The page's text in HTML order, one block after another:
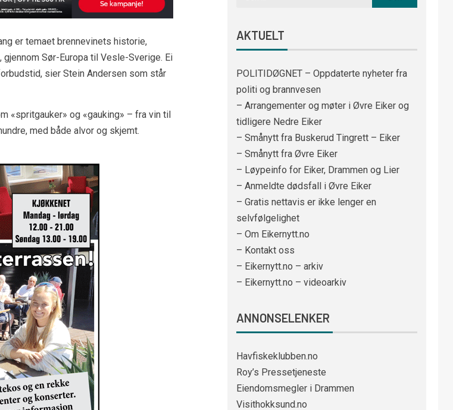
er temaet brennevinets historie,
Sør-Europa til Vesle-Sverige. Ei
sier Stein Andersen som står
«spritgauker» og «gauking» – fra vin til
med både alvor og skjemt.
AKTUELT
POLITIDØGNET – Oppdaterte nyheter fra
politi og brannvesen
– Arrangementer og møter i Øvre Eiker og
tidligere Nedre Eiker
– Smånytt fra Buskerud Tingrett – Eiker
– Smånytt fra Øvre Eiker
– Løypeinfo for Eiker, Drammen og Lier
– Anmeldte dødsfall i Øvre Eiker
– Gratis nettavis er ikke lenger en
selvfølgelighet
– Om Eikernytt.no
– Kontakt oss
– Eikernytt.no – arkiv
– Eikernytt.no – videoarkiv
ANNONSELENKER
Havfiskeklubben.no
Roy’s Pressetjeneste
Eiendomsmegler i Drammen
Visithokksund.no